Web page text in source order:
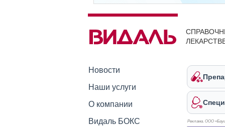
Новости
Наши услуги
О компании
Видаль БОКС
Реклама. ООО